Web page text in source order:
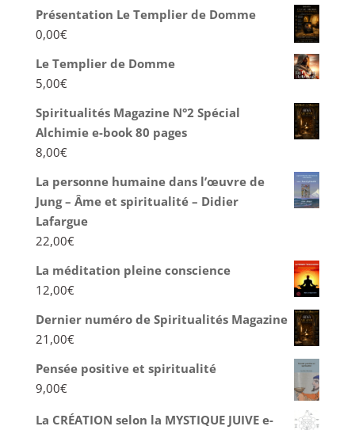
Présentation Le Templier de Domme
0,00€
Le Templier de Domme
5,00€
Spiritualités Magazine N°2 Spécial
Alchimie e-book 80 pages
8,00€
La personne humaine dans l’œuvre de
Jung – Âme et spiritualité – Didier
Lafargue
22,00€
La méditation pleine conscience
12,00€
Dernier numéro de Spiritualités Magazine
21,00€
Pensée positive et spiritualité
9,00€
La CRÉATION selon la MYSTIQUE JUIVE e-